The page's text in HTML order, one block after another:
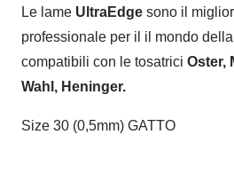
Le lame UltraEdge sono il
professionale per il il mondo
compatibili con le tosatrici Oster,
Wahl, Heninger.
Size 30 (0,5mm) GATTO